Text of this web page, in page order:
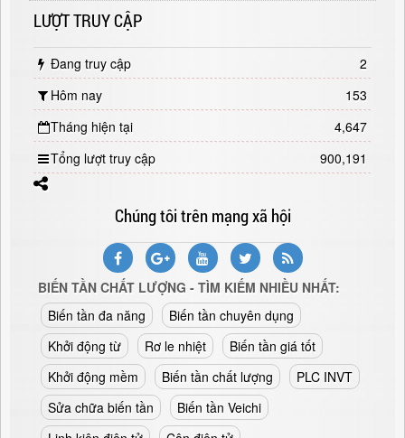
LƯỢT TRUY CẬP
Đang truy cập
2
Hôm nay
153
Tháng hiện tại
4,647
Tổng lượt truy cập
900,191
Chúng tôi trên mạng xã hội
BIẾN TẦN CHẤT LƯỢNG - TÌM KIẾM NHIỀU NHẤT:
Biến tần đa năng
Biến tần chuyên dụng
Khởi động từ
Rơ le nhiệt
Biến tần giá tốt
Khởi động mềm
Biến tần chất lượng
PLC INVT
Sửa chữa biến tần
Biến tần Veichi